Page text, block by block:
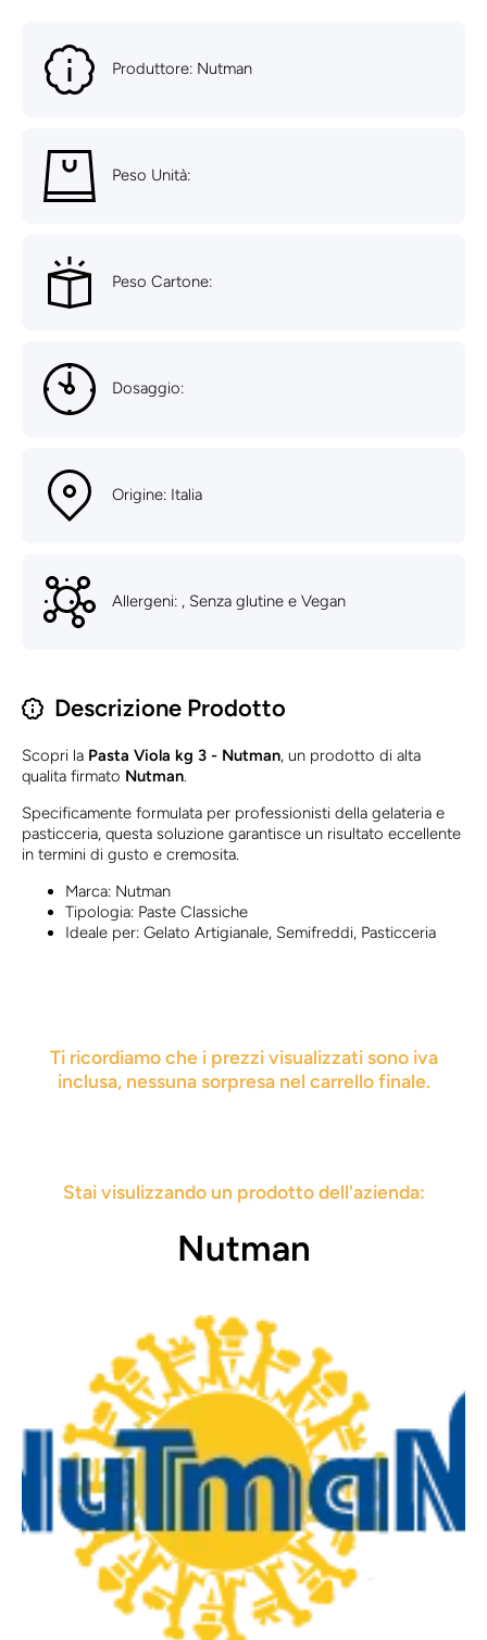
Produttore: Nutman
Peso Unità:
Peso Cartone:
Dosaggio:
Origine: Italia
Allergeni: , Senza glutine e Vegan
Descrizione Prodotto
Scopri la Pasta Viola kg 3 - Nutman, un prodotto di alta
qualita firmato Nutman.
Specificamente formulata per professionisti della gelateria e
pasticceria, questa soluzione garantisce un risultato eccellente
in termini di gusto e cremosita.
Marca: Nutman
Tipologia: Paste Classiche
Ideale per: Gelato Artigianale, Semifreddi, Pasticceria
Ti ricordiamo che i prezzi visualizzati sono iva
inclusa, nessuna sorpresa nel carrello finale.
Stai visulizzando un prodotto dell'azienda:
Nutman